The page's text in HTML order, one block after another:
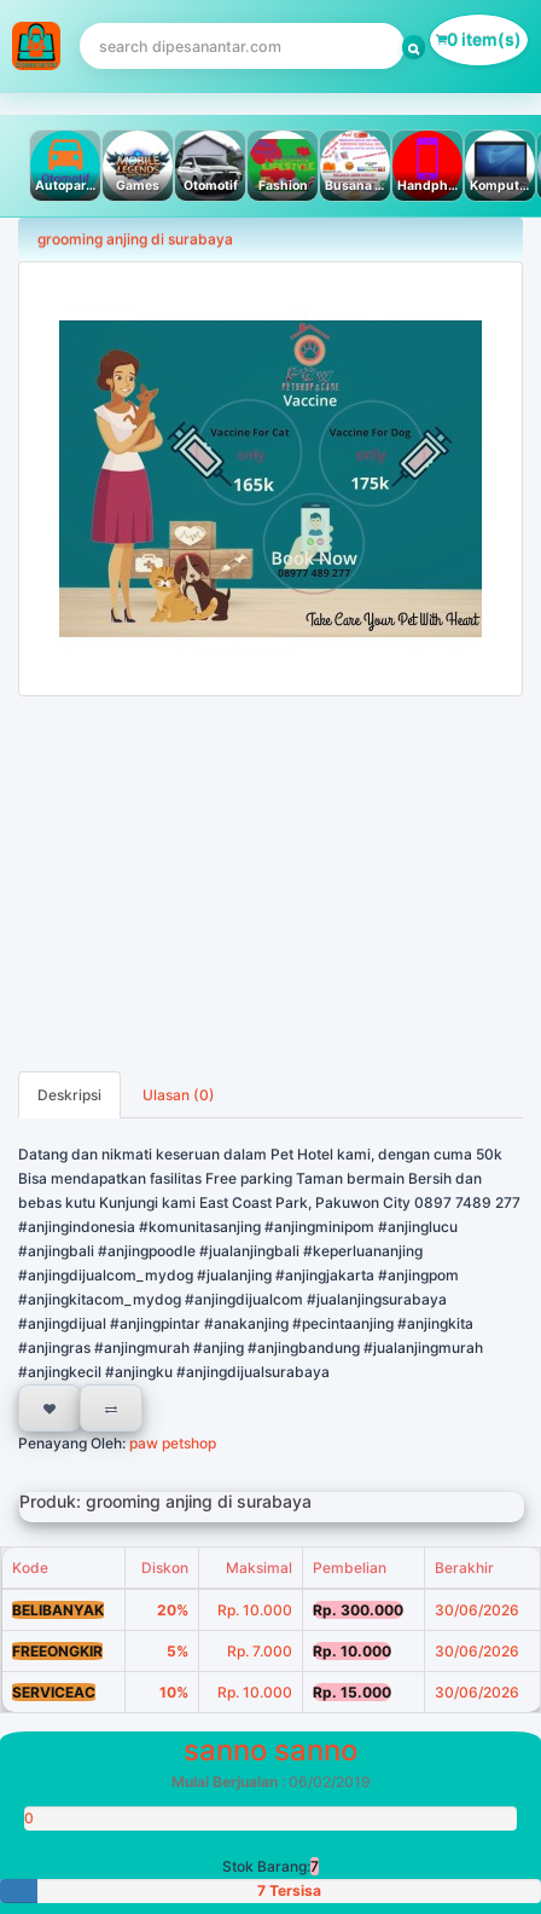
0 item(s)
Autoparts Games Otomotif Fashion Busana Muslim Handphone & Tablet Komputer PC & Laptop
grooming anjing di surabaya
Deskripsi Ulasan (0)
Datang dan nikmati keseruan dalam Pet Hotel kami, dengan cuma 50k
Bisa mendapatkan fasilitas Free parking Taman bermain Bersih dan
bebas kutu Kunjungi kami East Coast Park, Pakuwon City 0897 7489 277
#anjingindonesia #komunitasanjing #anjingminipom #anjinglucu
#anjingbali #anjingpoodle #jualanjingbali #keperluananjing
#anjingdijualcom_mydog #jualanjing #anjingjakarta #anjingpom
#anjingkitacom_mydog #anjingdijualcom #jualanjingsurabaya
#anjingdijual #anjingpintar #anakanjing #pecintaanjing #anjingkita
#anjingras #anjingmurah #anjing #anjingbandung #jualanjingmurah
#anjingkecil #anjingku #anjingdijualsurabaya
Penayang Oleh:paw petshop
Produk: grooming anjing di surabaya
Kode Diskon Maksimal Pembelian Berakhir
BELIBANYAK 20% Rp. 10.000 Rp. 300.000 30/06/2026
FREEONGKIR 5% Rp. 7.000 Rp. 10.000 30/06/2026
SERVICEAC 10% Rp. 10.000 Rp. 15.000 30/06/2026
sanno sanno
Mulai Berjualan: 06/02/2019
0
Stok Barang:7
7 Tersisa